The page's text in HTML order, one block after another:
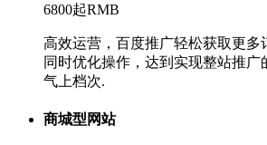
6800起RMB
高效运营，百度推广轻松获取更多
同时优化操作，达到实现整站推广
气上档次.
商城型网站